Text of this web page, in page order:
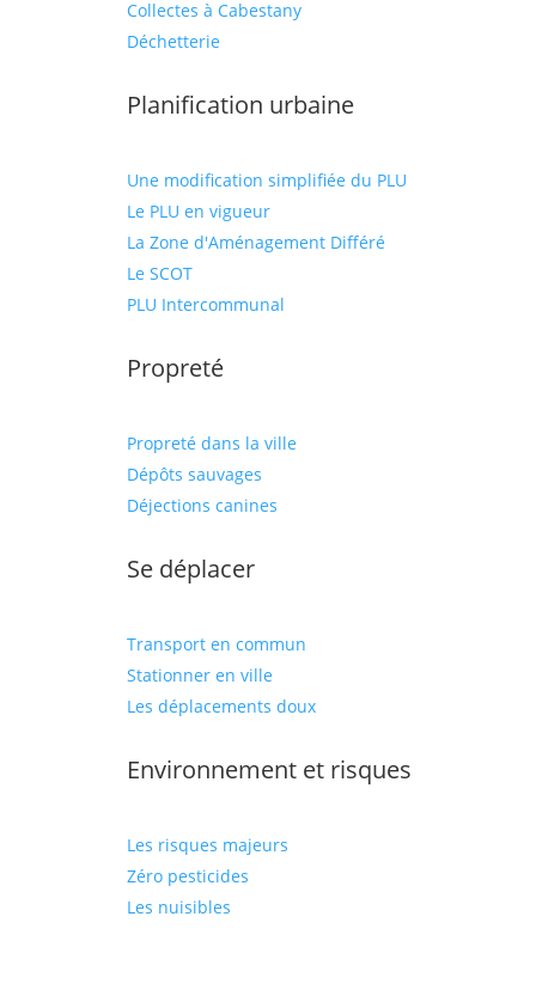
Collectes à Cabestany
Déchetterie
Planification urbaine
Une modification simplifiée du PLU
Le PLU en vigueur
La Zone d'Aménagement Différé
Le SCOT
PLU Intercommunal
Propreté
Propreté dans la ville
Dépôts sauvages
Déjections canines
Se déplacer
Transport en commun
Stationner en ville
Les déplacements doux
Environnement et risques
Les risques majeurs
Zéro pesticides
Les nuisibles